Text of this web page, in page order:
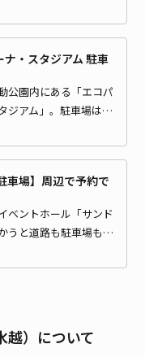
ナ・スタジアム 駐車
公園内にある「エコパ
ジアム」。駐車場は…
車場】周辺で予約で
ベントホール「サンド
うと道路も駐車場も…
越）について